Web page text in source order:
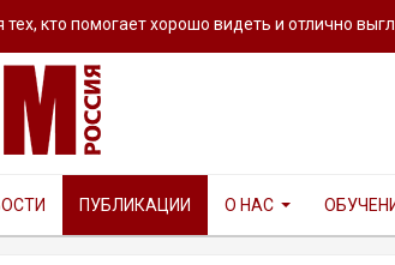
кто помогает хорошо видеть и отлично
ПУБЛИКАЦИИ О НАС